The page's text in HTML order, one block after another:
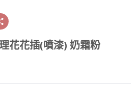
花花插(噴漆) 奶霜粉